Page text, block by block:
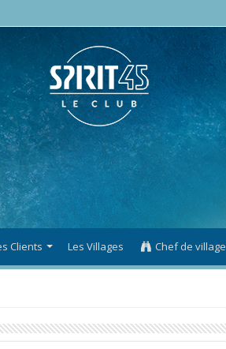
Clients Les Villages Chef de village